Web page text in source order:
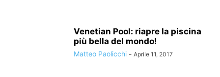
Venetian Pool: riapre la piscina
più bella del mondo!
Matteo Paolicchi - Aprile 11, 2017